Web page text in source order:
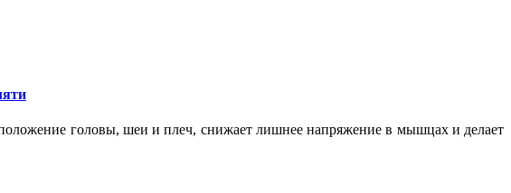
головы, шеи и плеч, снижает лишнее напряжение в мышцах и делает